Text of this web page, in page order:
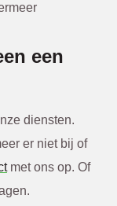
een
diensten.
er niet bij of
met ons op. Of